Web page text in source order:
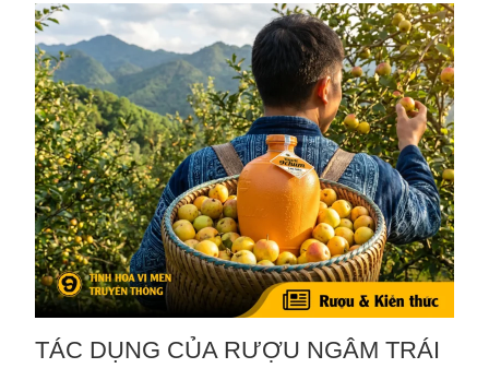
TÁC DỤNG CỦA RƯỢU NGÂM TRÁI